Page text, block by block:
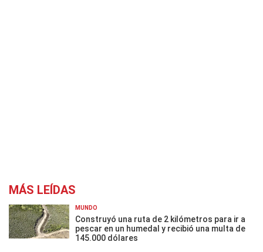
MÁS LEÍDAS
MUNDO
Construyó una ruta de 2 kilómetros para ir a
pescar en un humedal y recibió una multa de
145.000 dólares